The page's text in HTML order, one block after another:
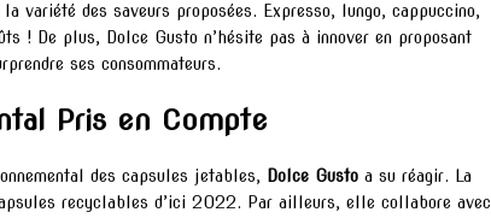
variété des saveurs proposées. Expresso, lungo, cappuccino,
! De plus, Dolce Gusto n’hésite pas à innover en proposant
ses consommateurs.
Pris en Compte
des capsules jetables, Dolce Gusto a su réagir. La
recyclables d’ici 2022. Par ailleurs, elle collabore avec